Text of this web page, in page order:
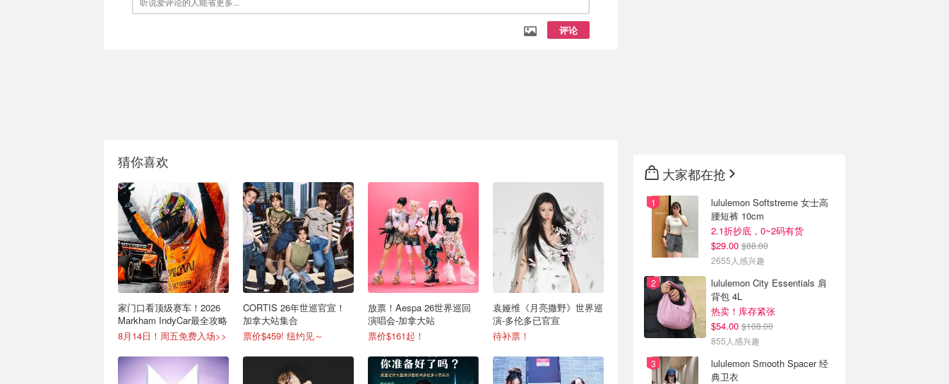
评论
猜你喜欢
家门口看顶级赛车！2026
Markham IndyCar最全攻略
8月14日！周五免费入场>>
CORTIS 26年世巡官宣！
加拿大站集合
票价$459! 纽约见～
放票！Aespa 26世界巡回
演唱会-加拿大站
票价$161起！
袁娅维《月亮撒野》世界巡
演-多伦多已官宣
待补票！
大家都在抢
lululemon Softstreme 女士高
腰短裤 10cm
2.1折抄底，0~2码有货
$29.00 $88.00
2655人感兴趣
lululemon City Essentials 肩
背包 4L
热卖！库存紧张
$54.00 $108.00
855人感兴趣
lululemon Smooth Spacer 经
典卫衣